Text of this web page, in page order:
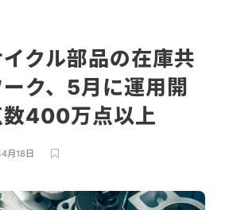
クル部品の在庫共
ク、5月に運用開
数400万点以上
月18日